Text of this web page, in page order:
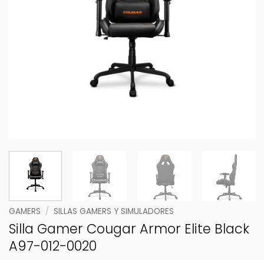
GAMERS / SILLAS GAMERS Y SIMULADORES
Silla Gamer Cougar Armor Elite Black
A97-012-0020